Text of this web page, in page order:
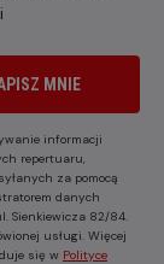
MNIE
informacji
repertuaru,
za pomocą
danych
Sienkiewicza 82/84.
usługi. Więcej
się w Polityce